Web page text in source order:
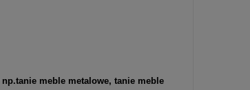
np.tanie meble metalowe, tanie meble